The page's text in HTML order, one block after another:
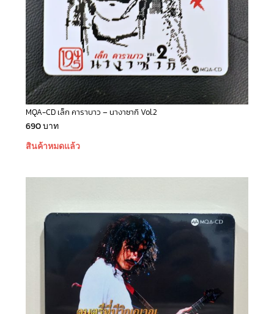
MQA-CD เล็ก คาราบาว – นางาซากิ Vol.2
690บาท
สินค้าหมดแล้ว